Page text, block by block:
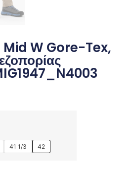
Mid W Gore-Tex,
41 1/3 42